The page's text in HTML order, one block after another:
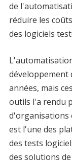
de
réduire les
des logiciels
développement
années, mais
outils l'a rendu
d'organisations
est l'une des
des tests
des solutions de